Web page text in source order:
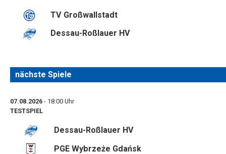
TV Großwallstadt
Dessau-Roßlauer HV
nächste Spiele
07.08.2026 - 18:00 Uhr
TESTSPIEL
Dessau-Roßlauer HV
PGE Wybrzeże Gdańsk